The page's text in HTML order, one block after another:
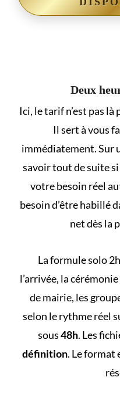
Deux
Ici, le tarif n’est pas
Il sert à vous
immédiatement. Sur
savoir tout de suite
votre besoin réel
besoin d’être habillé
net dès la
La formule solo
l’arrivée, la
de mairie, les
selon le rythme réel
sous48h. Les
définition. Le format